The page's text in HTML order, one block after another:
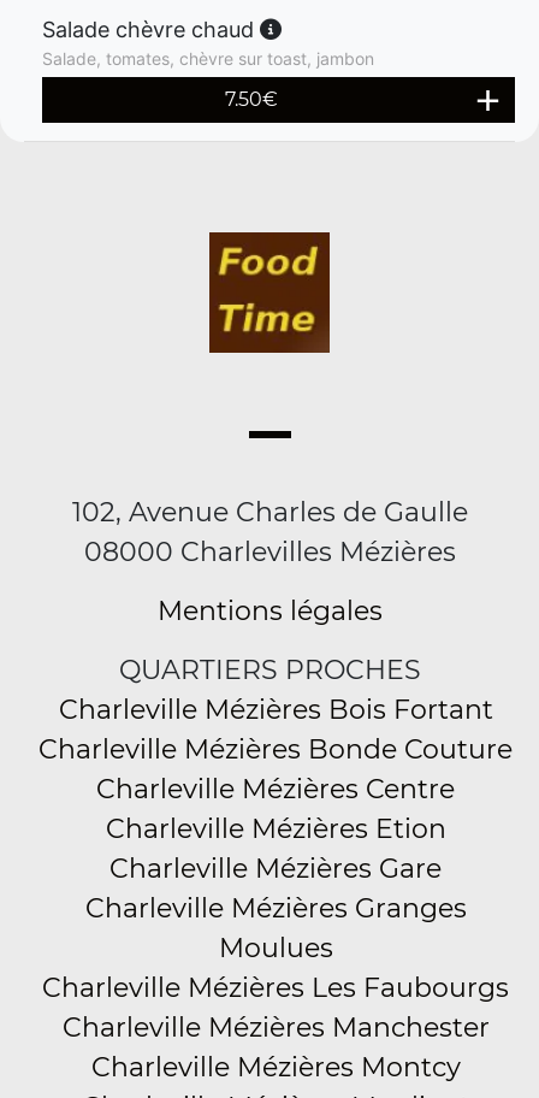
Salade chèvre chaud
Salade, tomates, chèvre sur toast, jambon
7.50€
102, Avenue Charles de Gaulle
08000 Charlevilles Mézières
Mentions légales
QUARTIERS PROCHES
Charleville Mézières Bois Fortant
Charleville Mézières Bonde Couture
Charleville Mézières Centre
Charleville Mézières Etion
Charleville Mézières Gare
Charleville Mézières Granges
Moulues
Charleville Mézières Les Faubourgs
Charleville Mézières Manchester
Charleville Mézières Montcy